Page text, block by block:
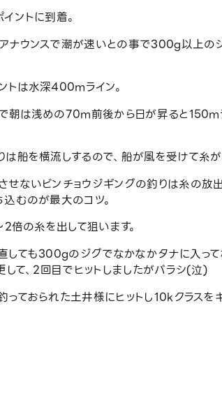
ントに到着。
ナウンスで潮が速いとの事で300g以上の
トは水深400mライン。
朝は浅めの70m前後から日が昇ると150m
は船を横流しするので、船が風を受けて糸
せないビンチョウジギングの釣りは糸の放
込むのが最大のコツ。
倍の糸を出して狙います。
しても300gのジグでなかなかタナに入って
て、2回目でヒットしましたがバラシ(泣)
っておられた土井様にヒットし10kクラスを